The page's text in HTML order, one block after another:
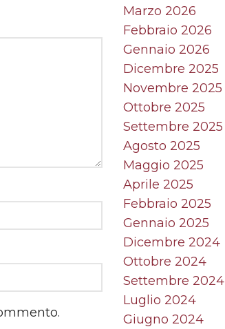
Marzo 2026
Febbraio 2026
Gennaio 2026
Dicembre 2025
Novembre 2025
Ottobre 2025
Settembre 2025
Agosto 2025
Maggio 2025
Aprile 2025
Febbraio 2025
Gennaio 2025
Dicembre 2024
Ottobre 2024
Settembre 2024
Luglio 2024
Giugno 2024